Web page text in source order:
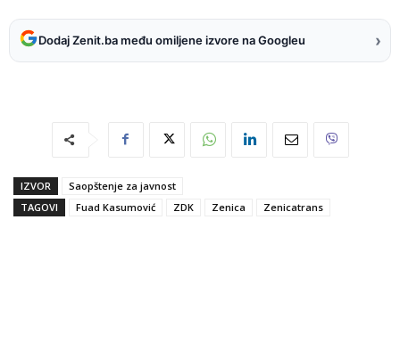
Dodaj Zenit.ba među omiljene izvore na Googleu ›
IZVOR
Saopštenje za javnost
TAGOVI
Fuad Kasumović ZDK Zenica Zenicatrans